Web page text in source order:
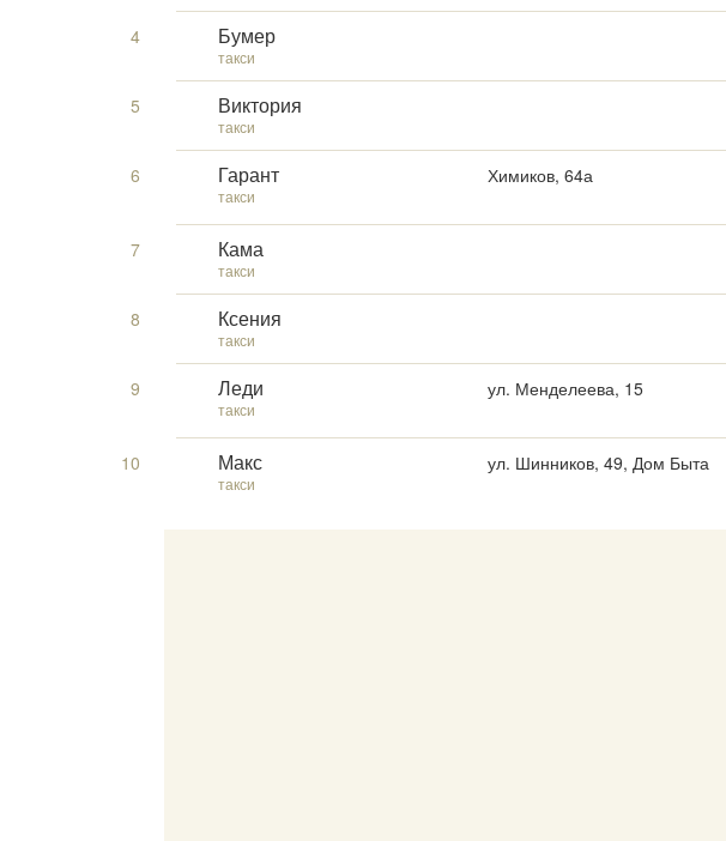
4
Бумер
такси
5
Виктория
такси
6
Гарант
такси
Химиков, 64а
7
Кама
такси
8
Ксения
такси
9
Леди
такси
ул. Менделеева, 15
10
Макс
такси
ул. Шинников, 49, Дом Быта